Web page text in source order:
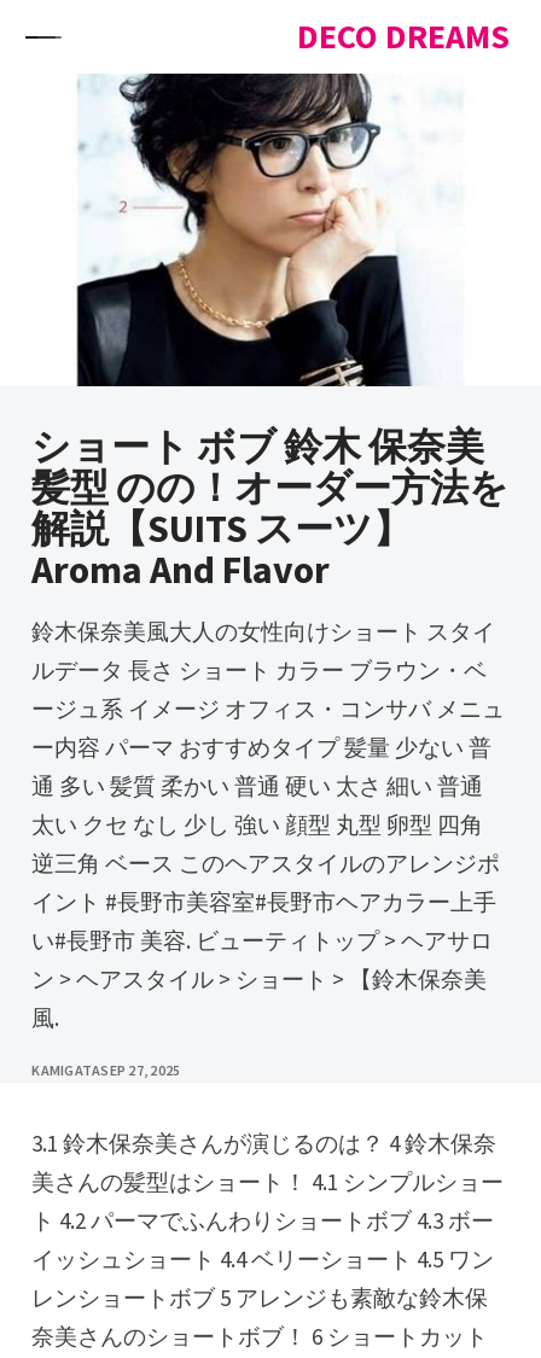
DECO DREAMS
ショート ボブ 鈴木 保奈美
髪型 のの！オーダー方法を
解説【SUITS スーツ】
Aroma And Flavor
鈴木保奈美風大人の女性向けショート スタイ
ルデータ 長さ ショート カラー ブラウン・ベ
ージュ系 イメージ オフィス・コンサバ メニュ
ー内容 パーマ おすすめタイプ 髪量 少ない 普
通 多い 髪質 柔かい 普通 硬い 太さ 細い 普通
太い クセ なし 少し 強い 顔型 丸型 卵型 四角
逆三角 ベース このヘアスタイルのアレンジポ
イント #長野市美容室#長野市ヘアカラー上手
い#長野市 美容. ビューティトップ > ヘアサロ
ン > ヘアスタイル > ショート > 【鈴木保奈美
風.
KAMIGATASEP 27, 2025
3.1 鈴木保奈美さんが演じるのは？ 4 鈴木保奈
美さんの髪型はショート！ 4.1 シンプルショー
ト 4.2 パーマでふんわりショートボブ 4.3 ボー
イッシュショート 4.4 ベリーショート 4.5 ワン
レンショートボブ 5 アレンジも素敵な鈴木保
奈美さんのショートボブ！ 6 ショートカット